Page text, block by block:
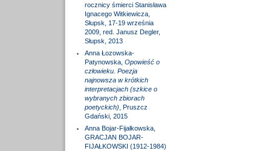
rocznicy śmierci Stanisława
Ignacego Witkiewicza,
Słupsk, 17-19 września
2009, red. Janusz Degler,
Słupsk, 2013
Anna Łozowska-
Patynowska, Opowieść o
człowieku. Poezja
najnowsza w krótkich
interpretacjach (szkice o
wybranych zbiorach
poetyckich) , Pruszcz
Gdański, 2015
Anna Bojar-Fijałkowska,
GRACJAN BOJAR-
FIJAŁKOWSKI (1912-1984)